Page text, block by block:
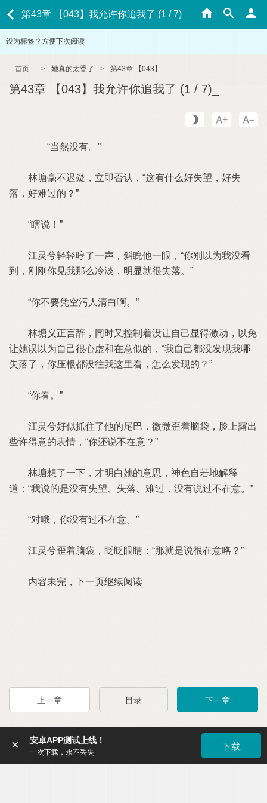
第43章 【043】我允许你追我了 (1 / 7)_
设为标签？方便下次阅读
首页 > 她真的太香了 > 第43章 【043】我允许你追我了 (1 / 7)_
第43章 【043】我允许你追我了 (1 / 7)_
“当然没有。”
林塘毫不迟疑，立即否认，“这有什么好失望，好失
落，好难过的？”
“瞎说！”
江灵兮轻轻哼了一声，斜睨他一眼，“你别以为我没看
到，刚刚你见我那么冷淡，明显就很失落。”
“你不要凭空污人清白啊。”
林塘义正言辞，同时又控制着没让自己显得激动，以免
让她误以为自己很心虚和在意似的，“我自己都没发现我哪
失落了，你压根都没往我这里看，怎么发现的？”
“你看。”
江灵兮好似抓住了他的尾巴，微微歪着脑袋，脸上露出
些许得意的表情，“你还说不在意？”
林塘想了一下，才明白她的意思，神色自若地解释
道：“我说的是没有失望、失落、难过，没有说过不在意。”
“对哦，你没有过不在意。”
江灵兮歪着脑袋，眨眨眼睛：“那就是说很在意咯？”
内容未完，下一页继续阅读
上一章 目录 下一章
× 安卓APP测试上线！
一次下载，永不丢失
下载